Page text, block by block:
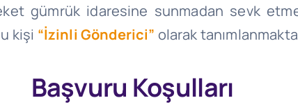
gümrük idaresine sunmadan sevk
kişi “İzinli Gönderici” olarak
Başvuru Koşulları